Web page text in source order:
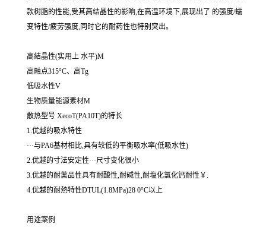
款树脂的性能,受其高结晶性的影响,在高温环境下,展现出了 的强度/蠕
变特性/疲劳强度,同时它的耐药性也特别突出。
高結晶性(实用上 水平)M
高融点315°C、高Tg
低吸水性V
生物质量能源素材M
散热型号 XecoT(PA10T)的特长
1.优越的吸水特性
···与PA6基材相比,具有较低的平衡吸水率(低吸水性)
2.优越的寸法安定性···尺寸变化很小
3.优越的耐薬品性具有耐酸性,耐碱性,耐塩化氯化钙耐性￥.
4.优越的耐熱特性DTUL(1.8MPa)28 0°C以上
用途案例